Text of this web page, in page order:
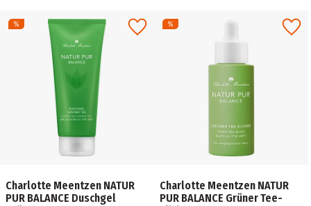
Charlotte Meentzen NATUR
PUR BALANCE Duschgel
Charlotte Meentzen NATUR
PUR BALANCE Grüner Tee-